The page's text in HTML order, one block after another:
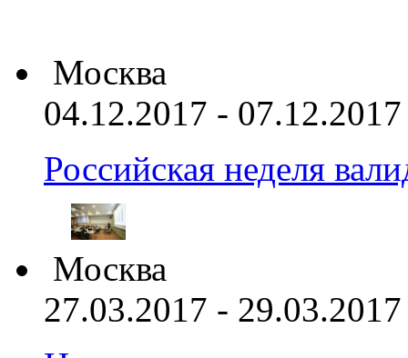
Москва
04.12.2017 - 07.12.2017
Российская неделя
Москва
27.03.2017 - 29.03.2017